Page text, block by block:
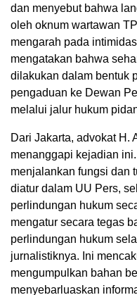
dan menyebut bahwa
oleh oknum wartawan
mengarah pada
mengatakan bahwa
dilakukan dalam bentuk
pengaduan ke Dewan
melalui jalur hukum
Dari Jakarta, advokat H.
menanggapi kejadian
menjalankan fungsi dan
diatur dalam UU Pers,
perlindungan hukum
mengatur secara tegas
perlindungan hukum
jurnalistiknya. Ini
mengumpulkan bahan
menyebarluaskan